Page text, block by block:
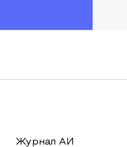
Журнал АИ